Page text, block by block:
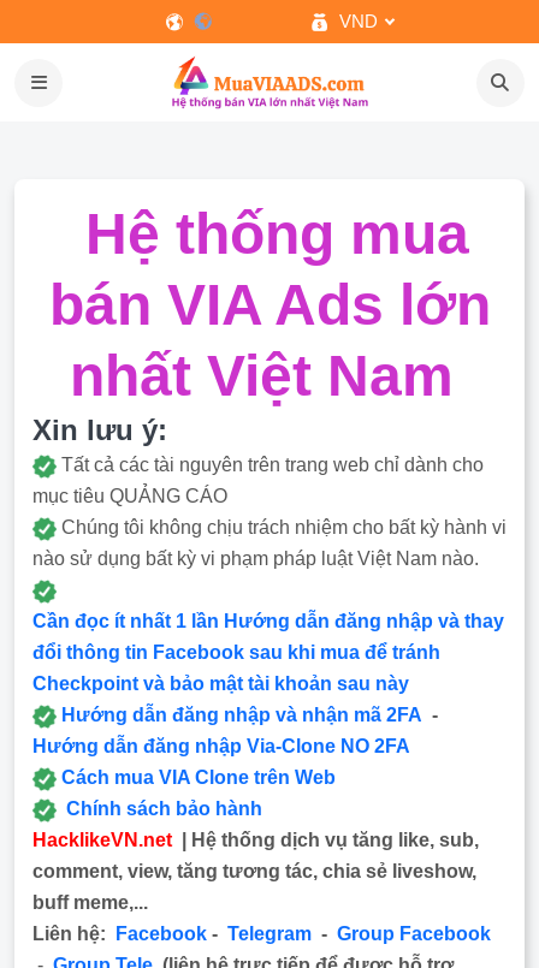
VND
Hệ thống mua
bán VIA Ads lớn
nhất Việt Nam
Xin lưu ý:
Tất cả các tài nguyên trên trang web chỉ dành cho
mục tiêu QUẢNG CÁO
Chúng tôi không chịu trách nhiệm cho bất kỳ hành vi
nào sử dụng bất kỳ vi phạm pháp luật Việt Nam nào.
Cần đọc ít nhất 1 lần Hướng dẫn đăng nhập và thay
đổi thông tin Facebook sau khi mua để tránh
Checkpoint và bảo mật tài khoản sau này
Hướng dẫn đăng nhập và nhận mã 2FA -
Hướng dẫn đăng nhập Via-Clone NO 2FA
Cách mua VIA Clone trên Web
Chính sách bảo hành
HacklikeVN.net | Hệ thống dịch vụ tăng like, sub,
comment, view, tăng tương tác, chia sẻ liveshow,
buff meme,...
Liên hệ:
Facebook - Telegram - Group Facebook